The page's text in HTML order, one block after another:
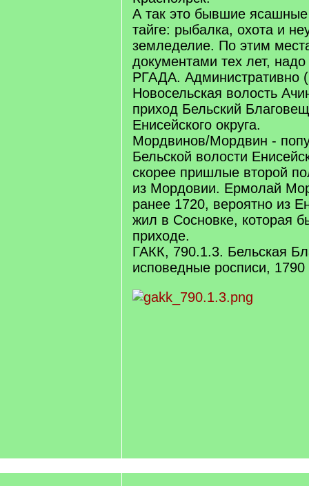
А так это бывшие
тайге: рыбалка, охота и
земледелие. По этим
документами тех лет, надо
РГАДА. Административно
Новосельская волость
приход Бельский
Енисейского округа.
Мордвинов/Мордвин -
Бельской волости
скорее пришлые второй
из Мордовии. Ермолай
ранее 1720, вероятно из
жил в Сосновке, которая
приходе.
ГАКК, 790.1.3. Бельская
исповедные росписи, 1790